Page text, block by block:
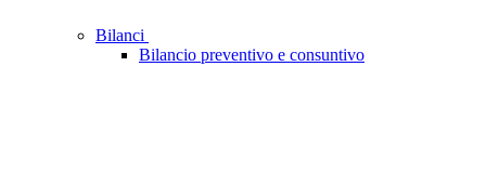
Bilanci
Bilancio preventivo e consuntivo